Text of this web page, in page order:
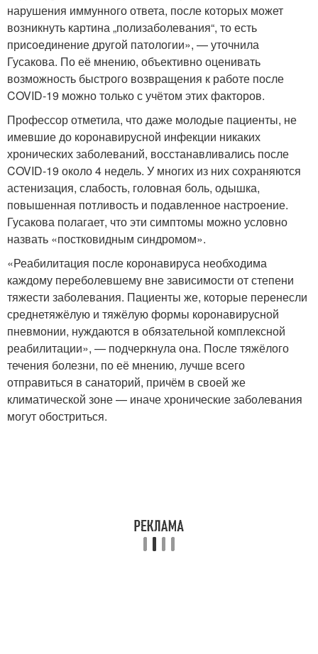
нарушения иммунного ответа, после которых может
возникнуть картина „полизаболевания“, то есть
присоединение другой патологии», — уточнила
Гусакова. По её мнению, объективно оценивать
возможность быстрого возвращения к работе после
COVID-19 можно только с учётом этих факторов.
Профессор отметила, что даже молодые пациенты, не
имевшие до коронавирусной инфекции никаких
хронических заболеваний, восстанавливались после
COVID-19 около 4 недель. У многих из них сохраняются
астенизация, слабость, головная боль, одышка,
повышенная потливость и подавленное настроение.
Гусакова полагает, что эти симптомы можно условно
назвать «постковидным синдромом».
«Реабилитация после коронавируса необходима
каждому переболевшему вне зависимости от степени
тяжести заболевания. Пациенты же, которые перенесли
среднетяжёлую и тяжёлую формы коронавирусной
пневмонии, нуждаются в обязательной комплексной
реабилитации», — подчеркнула она. После тяжёлого
течения болезни, по её мнению, лучше всего
отправиться в санаторий, причём в своей же
климатической зоне — иначе хронические заболевания
могут обостриться.